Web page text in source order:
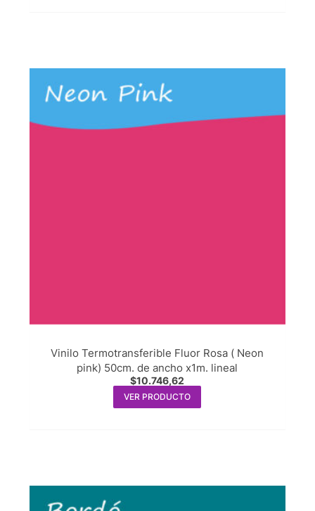
Vinilo Termotransferible Fluor Rosa ( Neon
pink) 50cm. de ancho x1m. lineal
$10.746,62
VER PRODUCTO